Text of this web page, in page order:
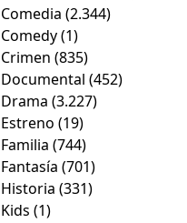
Comedia (2.344)
Comedy(1)
Crimen (835)
Documental (452)
Drama (3.227)
Estreno (19)
Familia (744)
Fantasía (701)
Historia (331)
Kids (1)